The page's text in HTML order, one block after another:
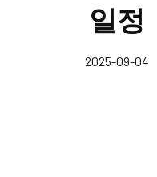
일정
2025-09-04